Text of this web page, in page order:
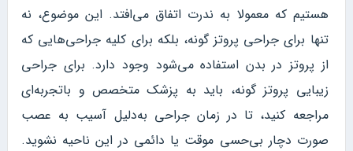
هستیم که معمولا به ندرت اتفاق می‌افتد. این موضوع، نه‌
تنها برای جراحی پروتز گونه، بلکه برای کلیه جراحی‌هایی که
از پروتز در بدن استفاده می‌شود وجود دارد. برای جراحی
زیبایی پروتز گونه، باید به پزشک متخصص و باتجربه‌ای
مراجعه کنید، تا در زمان جراحی به‌دلیل آسیب به عصب
صورت دچار بی‌حسی موقت یا دائمی در این ناحیه نشوید.